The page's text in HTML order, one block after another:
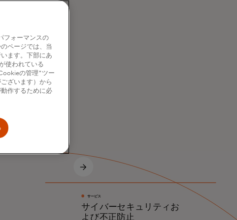
サービス
サイバーセキュリティお
よび不正防止
フォーマンスの
ページでは、当
ます。下部にあ
使われている
の管理"ツー
ざいます）から
作するために必